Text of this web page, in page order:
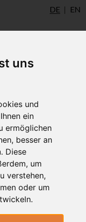
uns
und
ein
ermöglichen
besser an
Diese
um
verstehen,
oder um
DE EN